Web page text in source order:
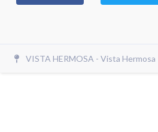
VISTA HERMOSA - Vista Hermosa